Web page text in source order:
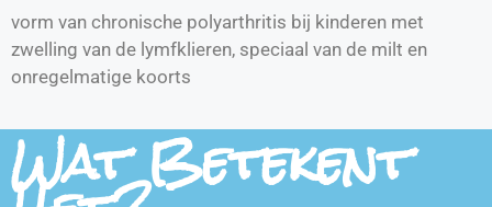
vorm van chronische polyarthritis bij kinderen met
zwelling van de lymfklieren, speciaal van de milt en
onregelmatige koorts
Wat Betekent